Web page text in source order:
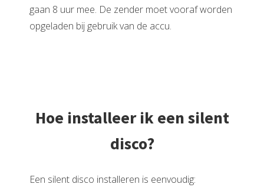
gaan 8 uur mee. De zender moet vooraf worden
opgeladen bij gebruik van de accu.
Hoe installeer ik een silent
disco?
Een silent disco installeren is eenvoudig: